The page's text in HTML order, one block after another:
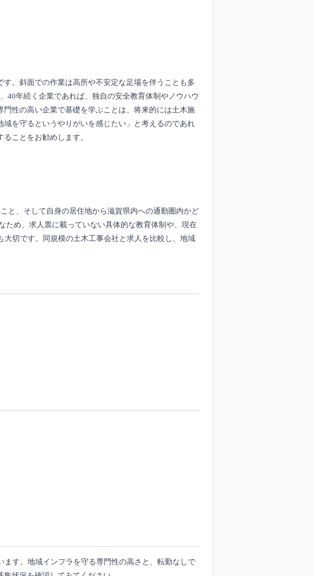
。斜面での作業は高所や不安定な足場を伴うことも多
40年続く企業であれば、独自の安全教育体制やノウハウ
性の高い企業で基礎を学ぶことは、将来的には土木施
を守るというやりがいを感じたい」と考えるのであれ
ことをお勧めします。
と、そして自身の居住地から滋賀県内への通勤圏内かど
ため、求人票に載っていない具体的な教育体制や、現在
切です。同規模の土木工事会社と求人を比較し、地域
す。地域インフラを守る専門性の高さと、転勤なしで